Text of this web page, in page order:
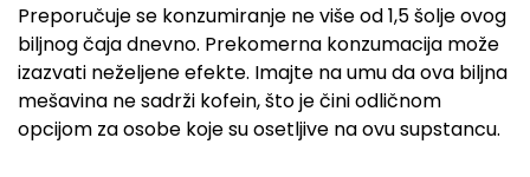
Preporučuje se konzumiranje ne više od 1,5 šolje ovog
biljnog čaja dnevno. Prekomerna konzumacija može
izazvati neželjene efekte. Imajte na umu da ova biljna
mešavina ne sadrži kofein, što je čini odličnom
opcijom za osobe koje su osetljive na ovu supstancu.